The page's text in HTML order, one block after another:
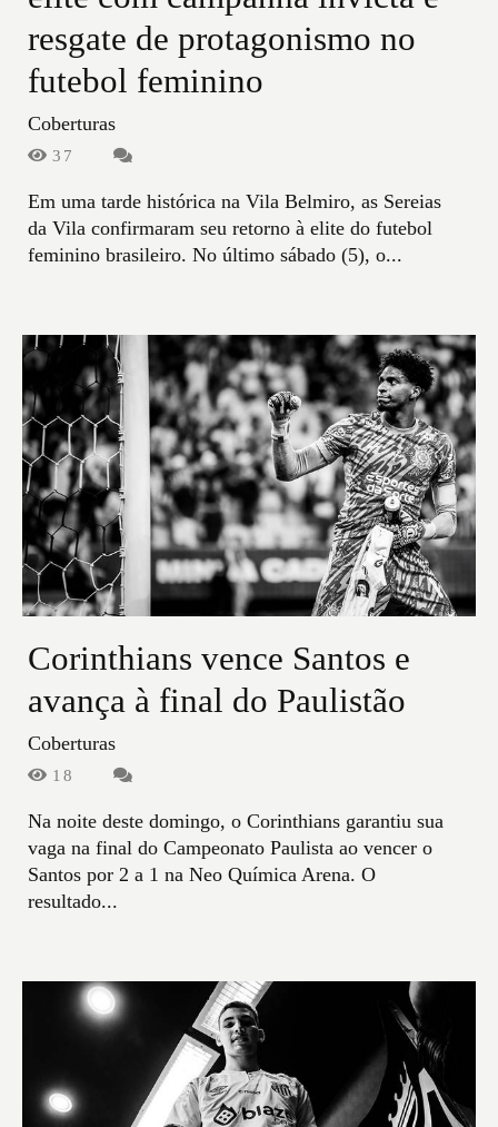
resgate de protagonismo no
futebol feminino
Coberturas
37
Em uma tarde histórica na Vila Belmiro, as Sereias
da Vila confirmaram seu retorno à elite do futebol
feminino brasileiro. No último sábado (5), o...
Corinthians vence Santos e
avança à final do Paulistão
Coberturas
18
Na noite deste domingo, o Corinthians garantiu sua
vaga na final do Campeonato Paulista ao vencer o
Santos por 2 a 1 na Neo Química Arena. O
resultado...